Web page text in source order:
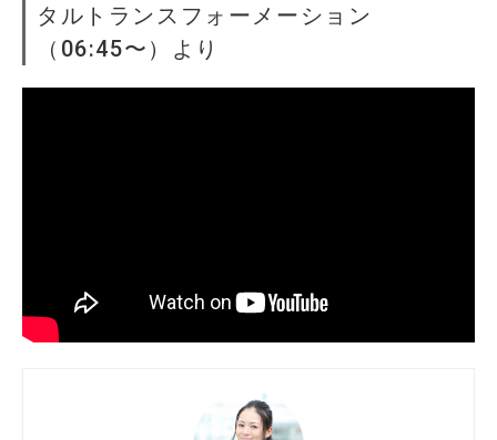
タルトランスフォーメーション
（06:45〜）より